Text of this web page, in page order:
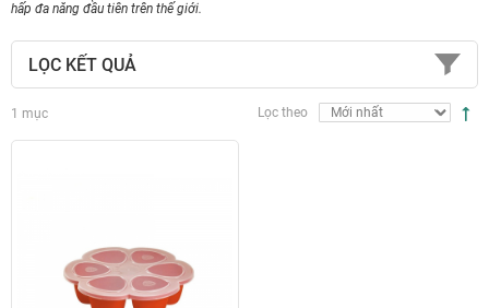
hấp đa năng đầu tiên trên thế giới.
1 mục Lọc theo
LỌC KẾT QUẢ